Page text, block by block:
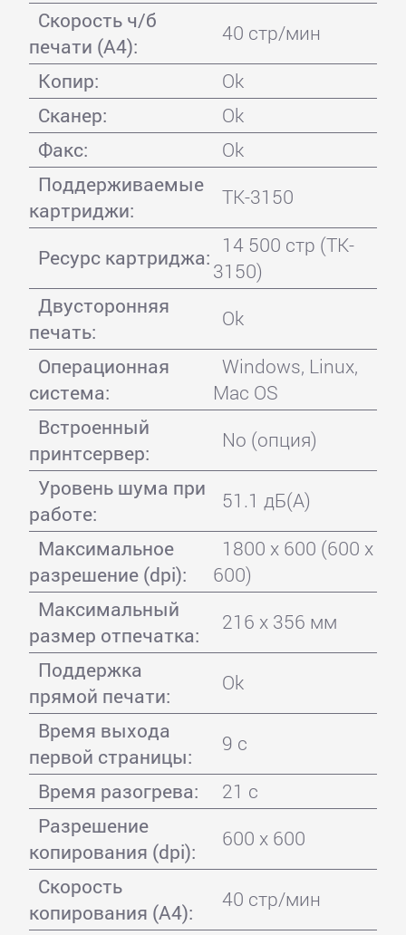
Скорость ч/б
печати (А4):
40 стр/мин
Копир:
Ok
Сканер:
Ok
Факс:
Ok
Поддерживаемые
картриджи:
TK-3150
Ресурс картриджа: 14 500 стр (TK-
3150)
Двусторонняя
печать:
Ok
Операционная
система:
Windows, Linux,
Mac OS
Встроенный
принтсервер:
No (опция)
Уровень шума при
работе:
51.1 дБ(А)
Максимальное
разрешение (dpi):
1800 x 600 (600 x
600)
Максимальный
размер отпечатка:
216 x 356 мм
Поддержка
прямой печати:
Ok
Время выхода
первой страницы:
9 с
Время разогрева:
21 с
Разрешение
копирования (dpi):
600 x 600
Скорость
копирования (A4):
40 стр/мин